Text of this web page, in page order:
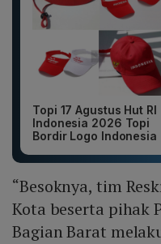
Topi 17 Agustus Hut RI
Indonesia 2026 Topi
Bordir Logo Indonesia
“Besoknya, tim
Kota beserta pihak
Bagian Barat